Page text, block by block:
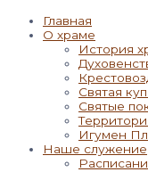
Главная
О храме
История
Святая
Святые
Игумен
Наше служение